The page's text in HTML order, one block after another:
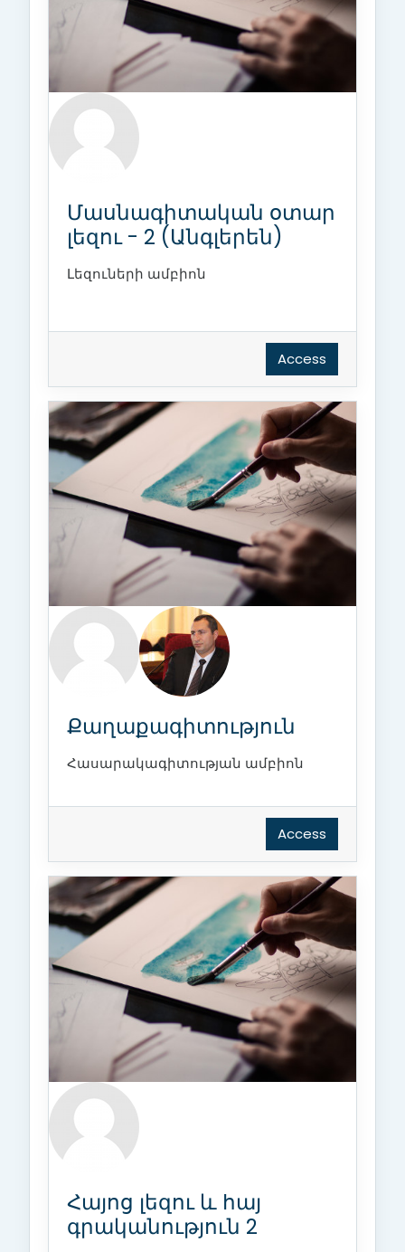
Մասնագիտական օտար
լեզու - 2 (Անգլերեն)
Լեզուների ամբիոն
Access
Քաղաքագիտություն
Հասարակագիտության ամբիոն
Access
Հայոց լեզու և հայ
գրականություն 2